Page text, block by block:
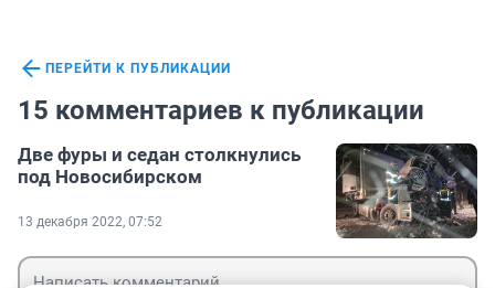
ПЕРЕЙТИ К ПУБЛИКАЦИИ
15 комментариев к публикации
Две фуры и седан столкнулись
под Новосибирском
13 декабря 2022, 07:52